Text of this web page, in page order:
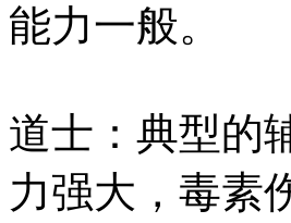
能力一般。
道士：典型的
力强大，毒素